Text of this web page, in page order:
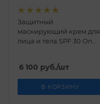
Защитный
маскирующий крем для
лица и тела SPF 30 On
6 100 руб./шт
В КОРЗИНУ